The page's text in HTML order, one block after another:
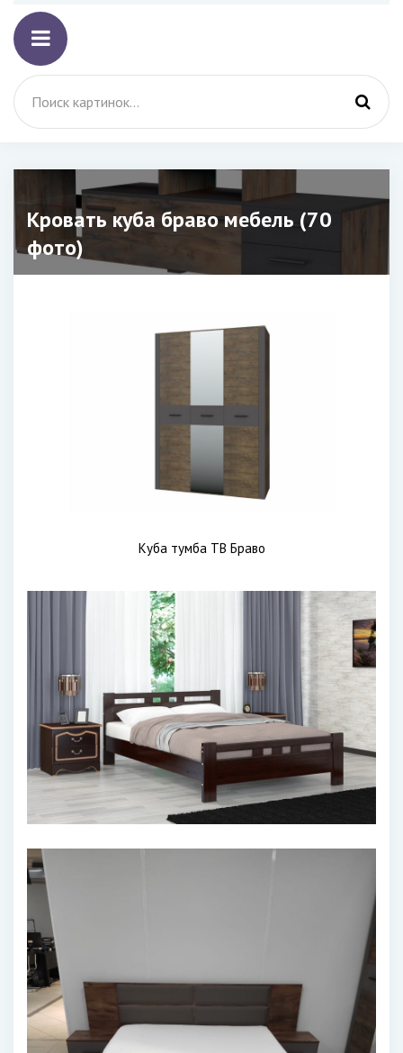
Кровать куба браво мебель (70
фото)
Куба тумба ТВ Браво